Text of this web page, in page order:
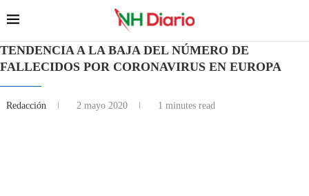
TENDENCIA A LA BAJA DEL NÚMERO DE
FALLECIDOS POR CORONAVIRUS EN EUROPA
Redacción 2 mayo 2020 1 minutes read